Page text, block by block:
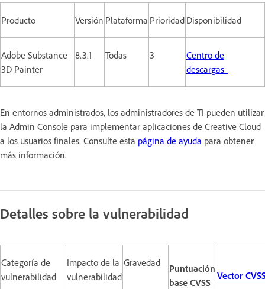
Producto Versión Plataforma Prioridad Disponibilidad
Adobe Substance
3D Painter
8.3.1 Todas 3
Centro de
descargas
En entornos administrados, los administradores de TI pueden utilizar
la Admin Console para implementar aplicaciones de Creative Cloud
a los usuarios finales. Consulte esta página de ayuda para obtener
más información.
Detalles sobre la vulnerabilidad
Categoría de
vulnerabilidad
Impacto de la
vulnerabilidad
Gravedad
Puntuación
base CVSS
Vector